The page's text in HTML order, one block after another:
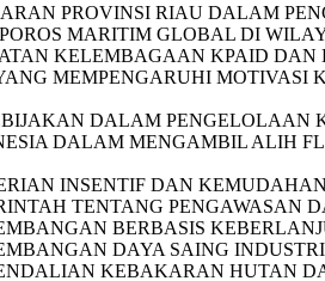
PROVINSI RIAU DALAM
MARITIM GLOBAL DI
KELEMBAGAAN KPAID
MEMPENGARUHI MOTIVASI
DALAM PENGELOLAAN
DALAM MENGAMBIL ALIH
INSENTIF DAN
TENTANG PENGAWASAN
BERBASIS
DAYA SAING
KEBAKARAN HUTAN